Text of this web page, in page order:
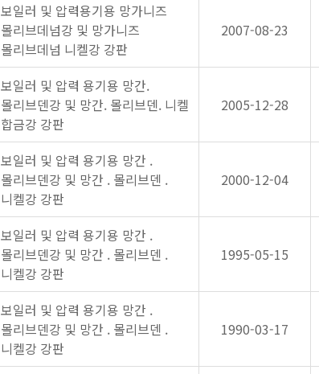
보일러 및 압력용기용 망가니즈
몰리브데넘강 및 망가니즈
몰리브데넘 니켈강 강판
2007-08-23
보일러 및 압력 용기용 망간.
몰리브덴강 및 망간. 몰리브덴. 니켈
합금강 강판
2005-12-28
보일러 및 압력 용기용 망간 .
몰리브덴강 및 망간 . 몰리브덴 .
니켈강 강판
2000-12-04
보일러 및 압력 용기용 망간 .
몰리브덴강 및 망간 . 몰리브덴 .
니켈강 강판
1995-05-15
보일러 및 압력 용기용 망간 .
몰리브덴강 및 망간 . 몰리브덴 .
니켈강 강판
1990-03-17